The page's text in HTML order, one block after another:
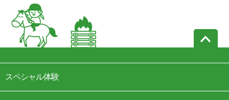
スペシャル体験